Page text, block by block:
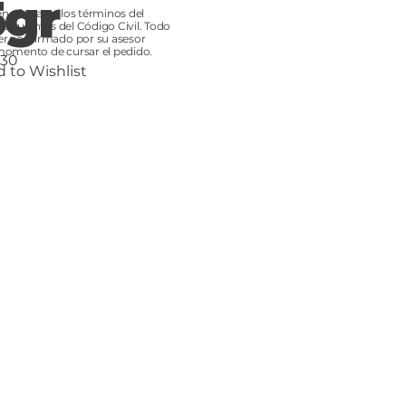
to Wishlist
oferta en los términos del
siguientes del Código Civil. Todo
confirmado por su asesor
de cursar el pedido.